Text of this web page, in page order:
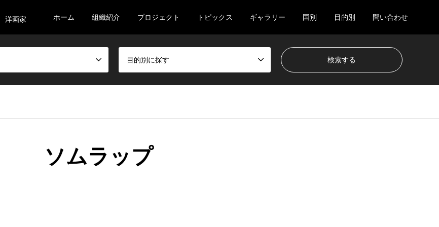
洋画家 ホーム 組織紹介 プロジェクト トピックス ギャラリー 国別 目的別 問い合わせ
目的別に探す
ソムラップ